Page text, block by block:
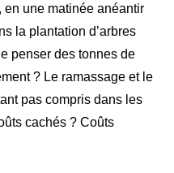
en une matinée anéantir
la plantation d’arbres
penser des tonnes de
? Le ramassage et le
pas compris dans les
cachés ? Coûts